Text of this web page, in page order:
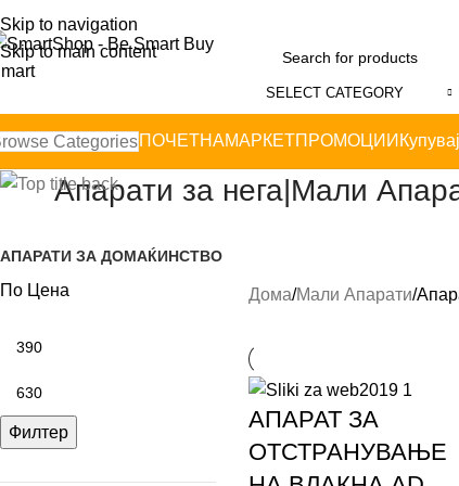
Skip to navigation
Skip to main content
SELECT CATEGORY
CategoriesПОЧЕТНАМАРКЕТПРОМОЦИИ
Апарати за нега|Мали
АПАРАТИ ЗА ДОМАЌИНСТВО
По Цена
Филтер
Дома Мали Апарати
АПАРАТ ЗА
ОТСТРАНУВАЊЕ